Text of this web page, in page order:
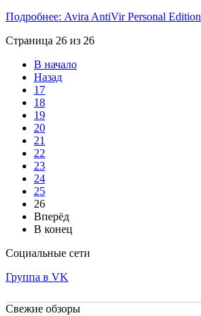
Подробнее: Avira AntiVir Personal Edition
Страница 26 из 26
В начало
Назад
17
18
19
20
21
22
23
24
25
26
Вперёд
В конец
Социальные сети
Группа в VK
Свежие обзоры